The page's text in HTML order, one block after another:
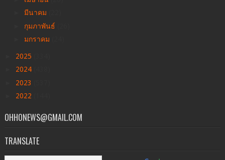
มีนาคม
กุมภาพันธ์
มกราคม
2025
2024
2023
2022
OHHONEWS@GMAIL.COM
TRANSLATE